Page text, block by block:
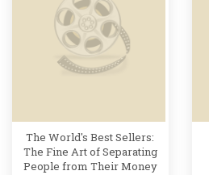
The World's Best Sellers:
The Fine Art of Separating
People from Their Money